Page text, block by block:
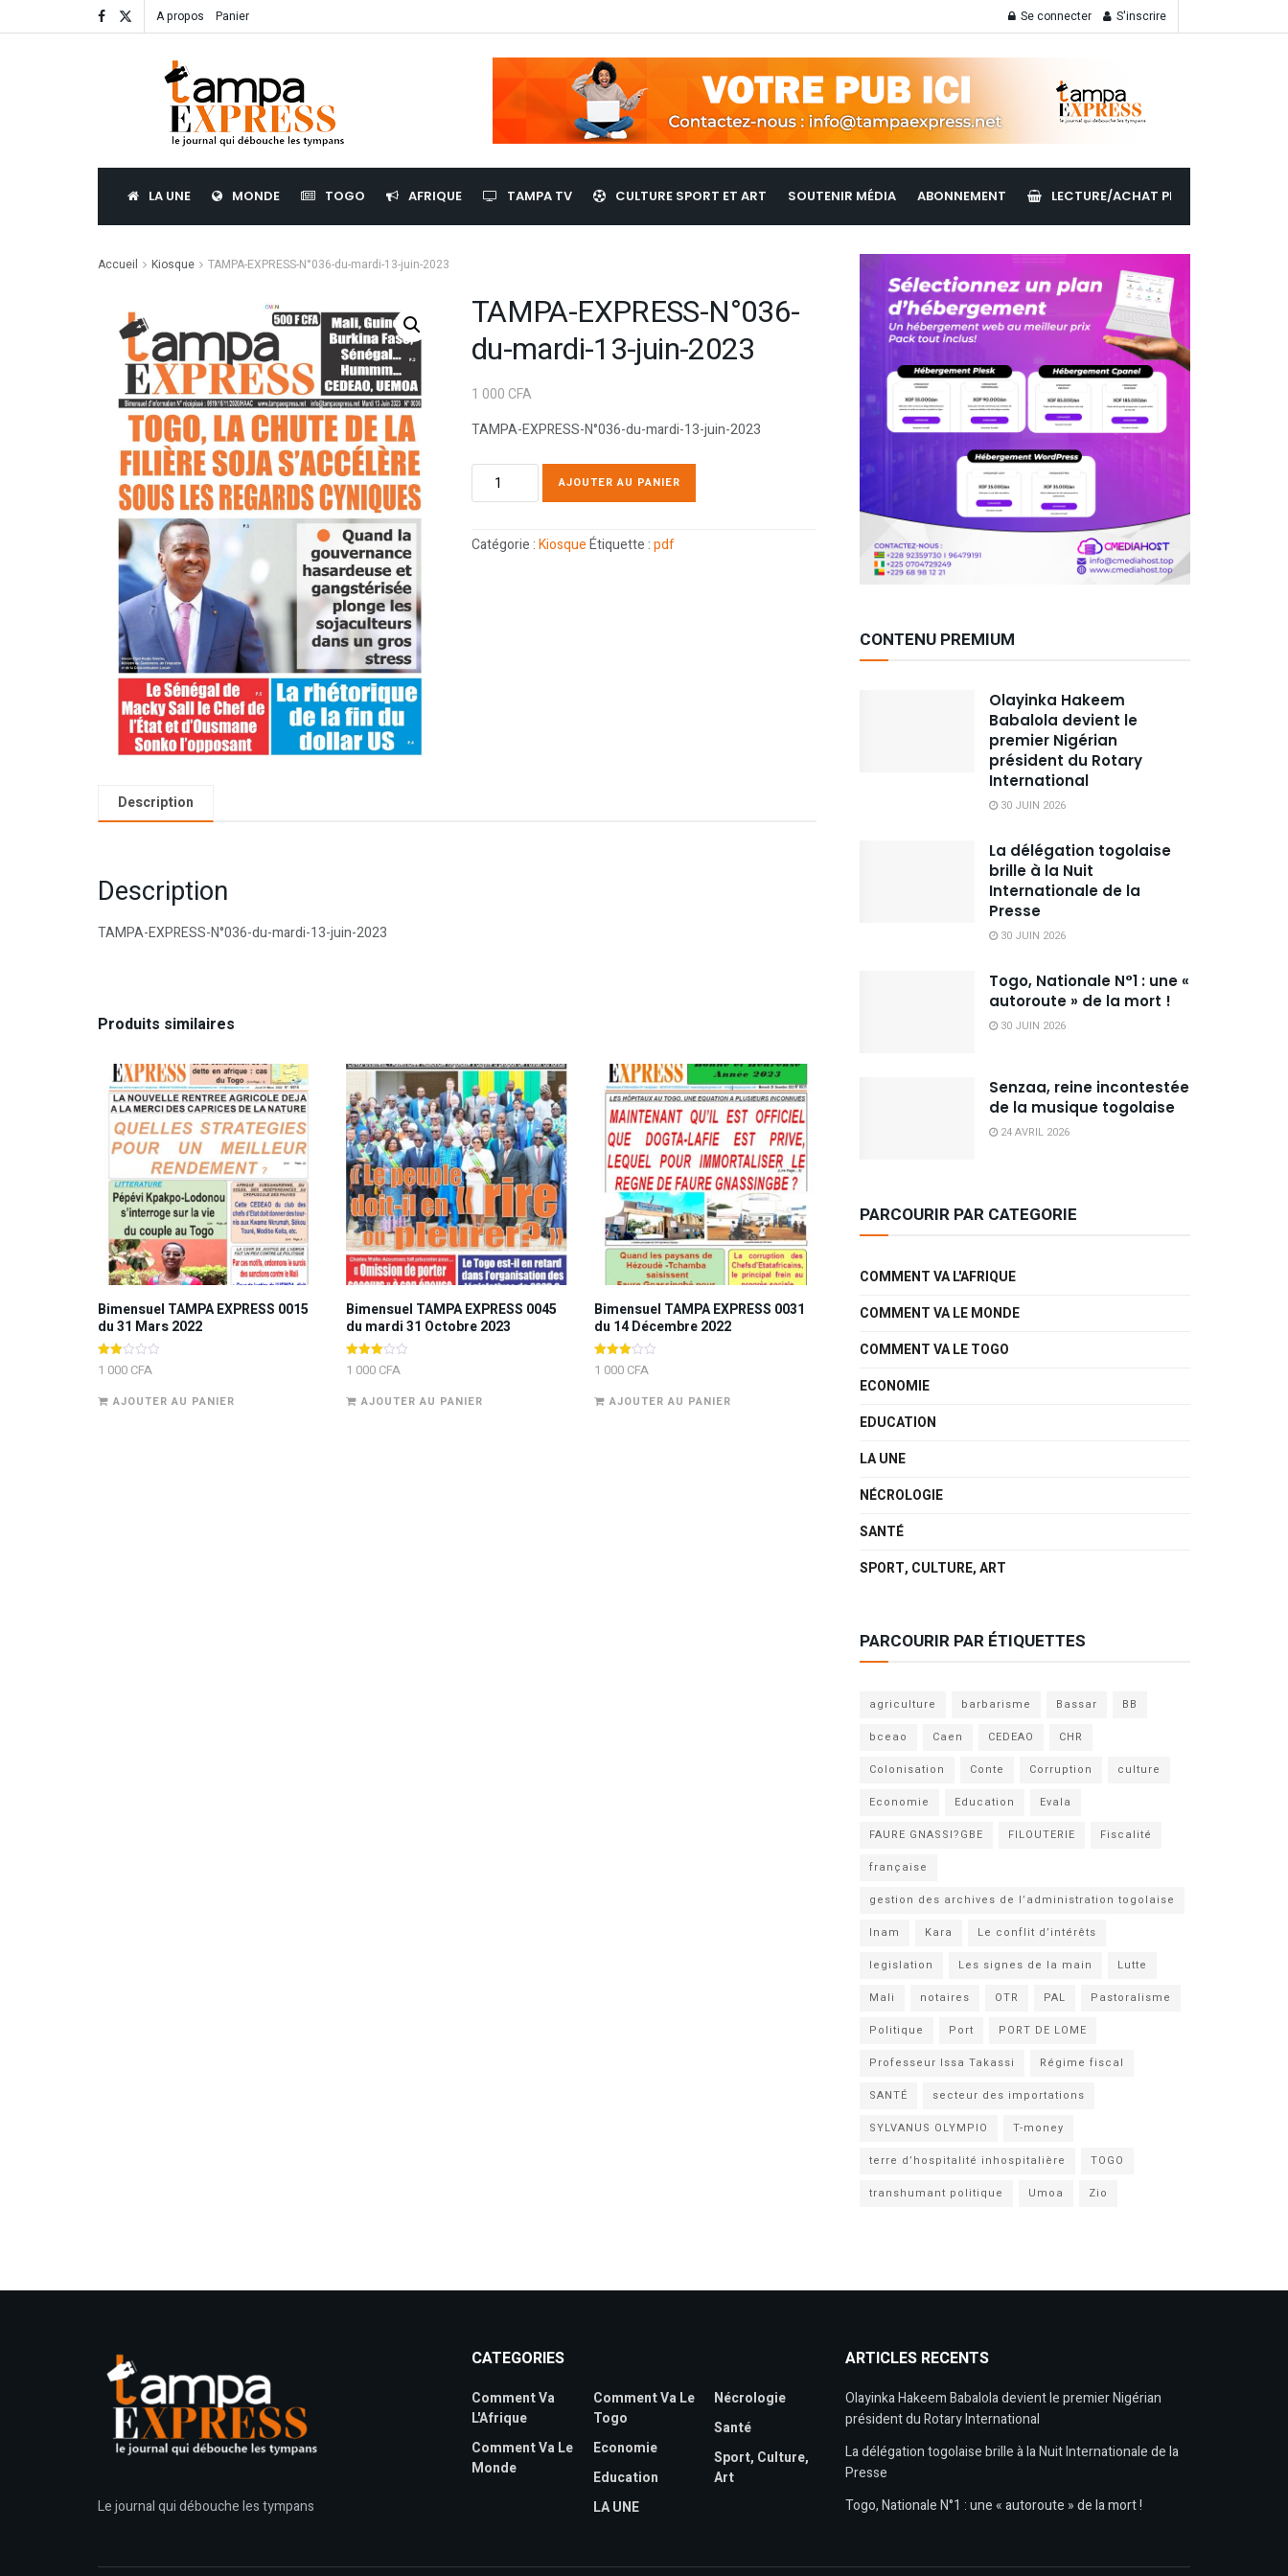
A propos Panier Se connecter S'inscrire
LA UNE MONDE TOGO AFRIQUE TAMPA TV CULTURE SPORT ET ART SOUTENIR MÉDIA ABONNEMENT LECTURE/ACHAT PDF
Accueil Kiosque TAMPA-EXPRESS-N°036-du-mardi-13-juin-2023
TAMPA-EXPRESS-N°036-
du-mardi-13-juin-2023
1 000 CFA
TAMPA-EXPRESS-N°036-du-mardi-13-juin-2023
AJOUTER AU PANIER
Catégorie :KiosqueÉtiquette :pdf
Description
Description
TAMPA-EXPRESS-N°036-du-mardi-13-juin-2023
Produits similaires
Bimensuel TAMPA EXPRESS 0015
du 31 Mars 2022
Note
2.00
5
1 000 CFA
AJOUTER AU PANIER
Bimensuel TAMPA EXPRESS 0045
du mardi 31 Octobre 2023
Note
3.00
1 000 CFA
AJOUTER AU PANIER
Bimensuel TAMPA EXPRESS 0031
du 14 Décembre 2022
Note
3.00
1 000 CFA
AJOUTER AU PANIER
CONTENU PREMIUM
Olayinka Hakeem
Babalola devient le
premier Nigérian
président du Rotary
International
30 JUIN 2026
La délégation togolaise
brille à la Nuit
Internationale de la
Presse
30 JUIN 2026
Togo, Nationale N°1 : une «
autoroute » de la mort !
30 JUIN 2026
Senzaa, reine incontestée
de la musique togolaise
24 AVRIL 2026
PARCOURIR PAR CATEGORIE
COMMENT VA L'AFRIQUE
COMMENT VA LE MONDE
COMMENT VA LE TOGO
ECONOMIE
EDUCATION
LA UNE
NÉCROLOGIE
SANTÉ
SPORT, CULTURE, ART
PARCOURIR PAR ÉTIQUETTES
agriculture barbarisme Bassar
BB
bceao
Caen CEDEAO
CHR
Colonisation
Conte Corruption
culture
Economie
Education
Evala
FAURE GNASSI?GBE
FILOUTERIE
Fiscalité
française
gestion des archives de l’administration togolaise
Inam
Kara
Le conflit d’intérêts
legislation
Les signes de la main
Lutte
Mali
notaires OTR PAL
Pastoralisme
Politique
Port
PORT DE LOME
Professeur Issa Takassi
Régime fiscal
SANTÉ
secteur des importations
SYLVANUS OLYMPIO
T-money
terre d’hospitalité inhospitalière
TOGO
transhumant politique
Umoa Zio
Le journal qui débouche les tympans
CATEGORIES
Comment Va
L'Afrique
Comment Va Le
Monde
Comment Va Le
Togo
Economie
Education
LA UNE
Nécrologie
Santé
Sport, Culture,
Art
ARTICLES RECENTS
Olayinka Hakeem Babalola devient le premier Nigérian
président du Rotary International
La délégation togolaise brille à la Nuit Internationale de la
Presse
Togo, Nationale N°1 : une « autoroute » de la mort !